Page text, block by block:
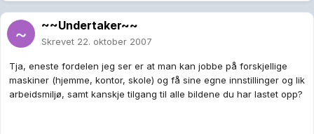
~~Undertaker~~
Skrevet 22. oktober 2007
Tja, eneste fordelen jeg ser er at man kan jobbe på forskjellige
maskiner (hjemme, kontor, skole) og få sine egne innstillinger og lik
arbeidsmiljø, samt kanskje tilgang til alle bildene du har lastet opp?